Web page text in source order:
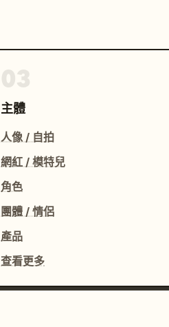
主體
人像 / 自拍
網紅 / 模特兒
角色
團體 / 情侶
產品
查看更多